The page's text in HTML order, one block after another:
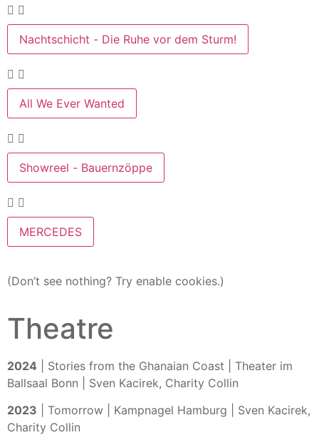
Nachtschicht - Die Ruhe vor dem Sturm!
All We Ever Wanted
Showreel - Bauernzöppe
MERCEDES
(Don’t see nothing? Try enable cookies.)
Theatre
2024 | Stories from the Ghanaian Coast | Theater im
Ballsaal Bonn | Sven Kacirek, Charity Collin
2023 | Tomorrow | Kampnagel Hamburg | Sven Kacirek,
Charity Collin